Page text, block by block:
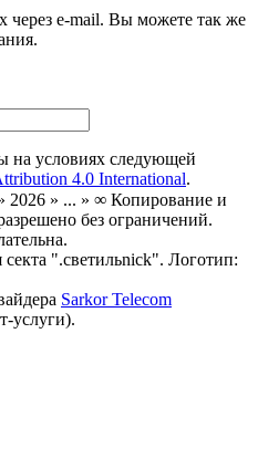
через e-mail. Вы можете так же
на условиях следующей
4.0 International.
2026 » ... » ∞ Копирование и
без ограничений.
секта ".светильnick". Логотип:
Sarkor Telecom
услуги).